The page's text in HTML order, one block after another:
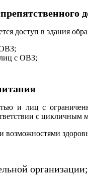
доступ в здания
с ОВЗ;
и лиц с
с цикличным
организации;